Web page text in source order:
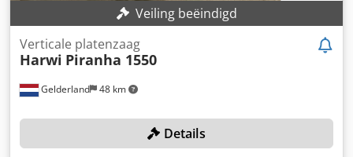
Veiling beëindigd
Gelderland 48 km
Verticale platenzaag
Harwi Piranha 1550
Details